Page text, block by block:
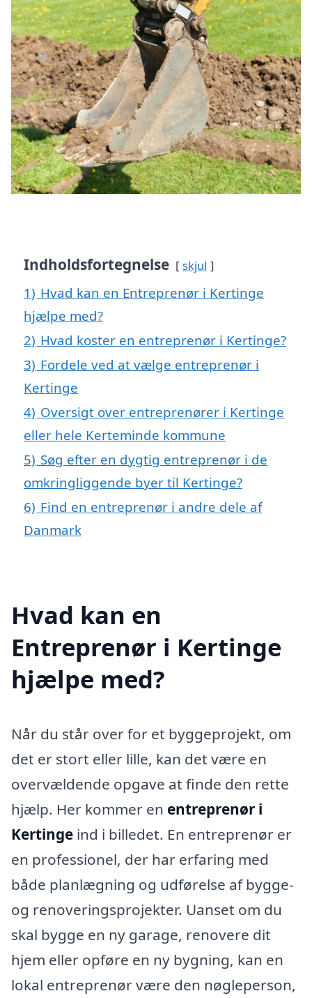
Indholdsfortegnelse skjul
1) Hvad kan en Entreprenør i Kertinge
hjælpe med?
2) Hvad koster en entreprenør i Kertinge?
3) Fordele ved at vælge entreprenør i
Kertinge
4) Oversigt over entreprenører i Kertinge
eller hele Kerteminde kommune
5) Søg efter en dygtig entreprenør i de
omkringliggende byer til Kertinge?
6) Find en entreprenør i andre dele af
Danmark
Hvad kan en
Entreprenør i Kertinge
hjælpe med?
Når du står over for et byggeprojekt, om
det er stort eller lille, kan det være en
overvældende opgave at finde den rette
hjælp. Her kommer en entreprenør i
Kertinge ind i billedet. En entreprenør er
en professionel, der har erfaring med
både planlægning og udførelse af bygge-
og renoveringsprojekter. Uanset om du
skal bygge en ny garage, renovere dit
hjem eller opføre en ny bygning, kan en
lokal entreprenør være den nøgleperson,